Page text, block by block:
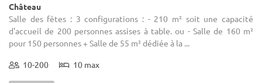
Château
Salle des fêtes : 3 configurations : - 210 m² soit une capacité
d'accueil de 200 personnes assises à table. ou - Salle de 160 m²
pour 150 personnes + Salle de 55 m² dédiée à la ...
10-200 10 max